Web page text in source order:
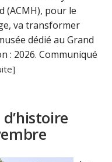
(ACMH), pour le
va transformer
dédié au Grand
: 2026. Communiqué